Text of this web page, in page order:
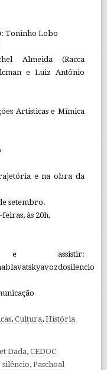
Toninho Lobo
Almeida (Racca
e Luiz Antônio
Artísticas e Mímica
e na obra da
setembro.
feiras, às 20h.
e assistir:
, Cultura, História
Dada, CEDOC
silêncio, Paschoal